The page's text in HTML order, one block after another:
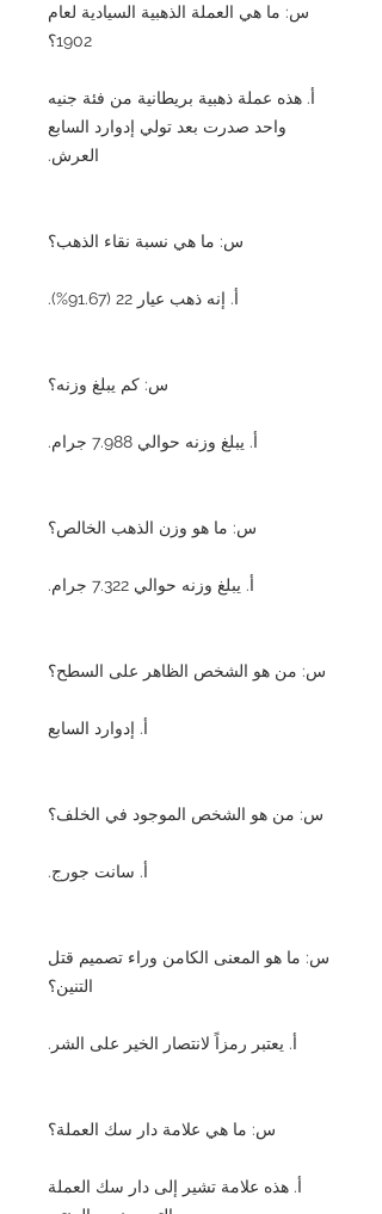
س: ما هي العملة الذهبية السيادية لعام
1902؟
أ. هذه عملة ذهبية بريطانية من فئة جنيه
واحد صدرت بعد تولي إدوارد السابع
العرش.
س: ما هي نسبة نقاء الذهب؟
أ. إنه ذهب عيار 22 (91.67%).
س: كم يبلغ وزنه؟
أ. يبلغ وزنه حوالي 7.988 جرام.
س: ما هو وزن الذهب الخالص؟
أ. يبلغ وزنه حوالي 7.322 جرام.
س: من هو الشخص الظاهر على السطح؟
أ. إدوارد السابع
س: من هو الشخص الموجود في الخلف؟
أ. سانت جورج.
س: ما هو المعنى الكامن وراء تصميم قتل
التنين؟
أ. يعتبر رمزاً لانتصار الخير على الشر.
س: ما هي علامة دار سك العملة؟
أ. هذه علامة تشير إلى دار سك العملة